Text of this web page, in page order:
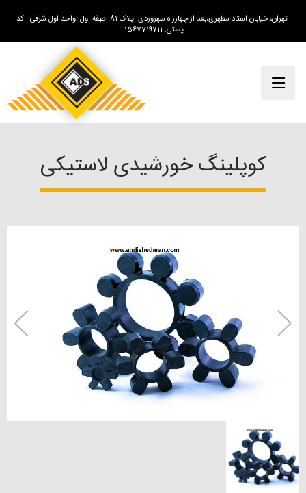
تهران، خیابان استاد مطهری،بعد از چهارراه سهروردی- پلاک 81- طبقه اول- واحد اول شرقی کد
پستی: 1567719711
کوپلینگ خورشیدی لاستیکی